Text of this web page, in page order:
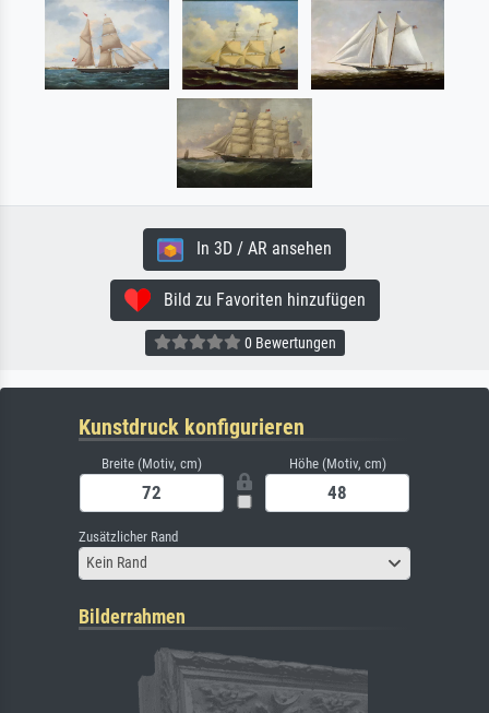
In 3D / AR ansehen
Bild zu Favoriten hinzufügen
0 Bewertungen
Kunstdruck konfigurieren
Breite (Motiv, cm) Höhe (Motiv, cm)
Zusätzlicher Rand
Kein Rand
Bilderrahmen